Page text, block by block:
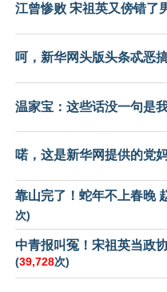
江曾惨败 宋祖英又傍错了
呵，新华网头版头条忒恶
温家宝：这些话没一句是
喏，这是新华网提供的党
靠山完了！蛇年不上春晚
次)
中青报叫冤！宋祖英当政
(39,728次)